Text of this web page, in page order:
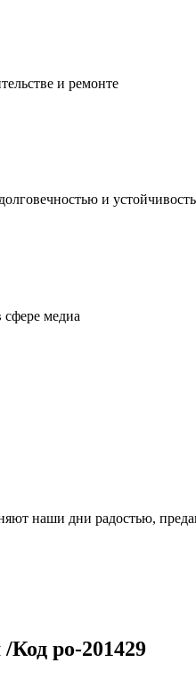
и ремонте
и
сфере медиа
наши дни радостью,
po-201429